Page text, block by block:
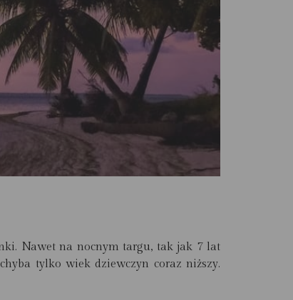
Nawet na nocnym targu, tak jak 7 lat
tylko wiek dziewczyn coraz niższy.